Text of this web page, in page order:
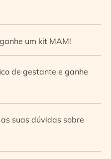
um kit MAM!
de gestante e ganhe
suas dúvidas sobre